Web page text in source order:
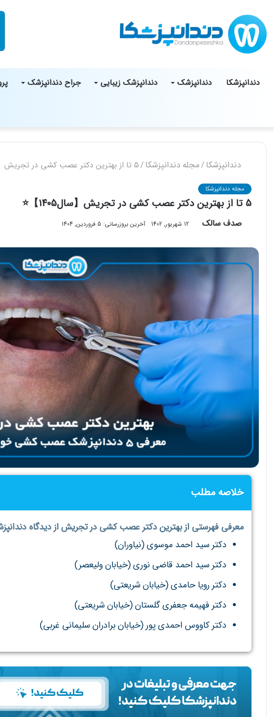
دندانپزشکا دندانپزشک دندانپزشک زیبایی جراح دندانپزشک
دندانپزشکا /مجله دندانپزشکا /5 تا از بهترین دکتر عصب کشی در تجریش【سال1405】⭐
مجله دندانپزشکا
5 تا از بهترین دکتر عصب کشی در تجریش【سال1405】⭐
صدف سالک 12 شهریور, 1402 آخرین بروزرسانی: 5 فروردین, 1404
خلاصه مطلب
معرفی فهرستی از بهترین دکتر عصب کشی در تجریش از دیدگاه
دکتر سید احمد موسوی (نیاوران)
دکتر سید احمد قاضی نوری (خیابان ولیعصر)
دکتر رویا حامدی (خیابان شریعتی)
دکتر فهیمه جعفری گلستان (خیابان شریعتی)
دکتر کاووس احمدی پور (خیابان برادران سلیمانی غربی)